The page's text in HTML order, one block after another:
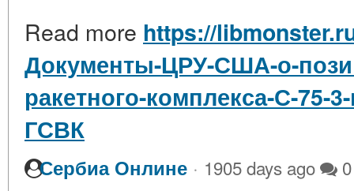
Read more https://
Документы-ЦРУ-США-о-
ракетного-комплекса-С-75-
ГСВК
Сербиа Онлине · 1905 days ago 0